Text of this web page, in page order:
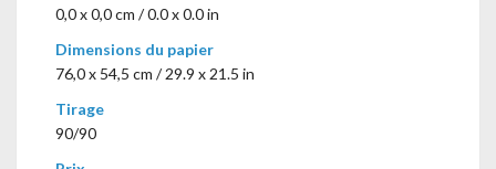
0,0 x 0,0 cm / 0.0 x 0.0 in
Dimensions du papier
76,0 x 54,5 cm / 29.9 x 21.5 in
Tirage
90/90